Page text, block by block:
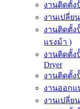
งานติดตั้ง
งานเปลี่ย
งานติดตั้ง
แรงม้า )
งานติดตั้ง
Dryer
งานติดตั้ง
งานออก
งานเปลี่ย